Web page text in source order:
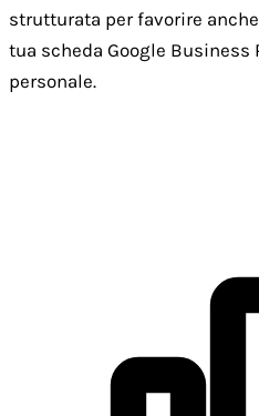
strutturata per favorire
tua scheda Google Business
personale.